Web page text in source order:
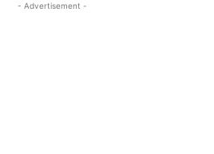
- Advertisement -